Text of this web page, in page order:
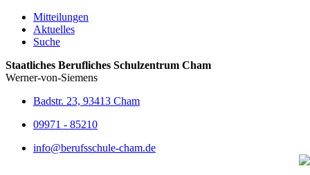
Mitteilungen
Aktuelles
Suche
Staatliches Berufliches Schulzentrum Cham
Werner-von-Siemens
Badstr. 23, 93413 Cham
09971 - 85210
info@berufsschule-cham.de